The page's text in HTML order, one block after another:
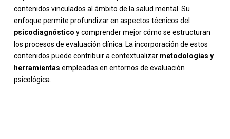
contenidos vinculados al ámbito de la salud mental. Su
enfoque permite profundizar en aspectos técnicos del
psicodiagnóstico y comprender mejor cómo se estructuran
los procesos de evaluación clínica. La incorporación de estos
contenidos puede contribuir a contextualizar metodologías y
herramientas empleadas en entornos de evaluación
psicológica.